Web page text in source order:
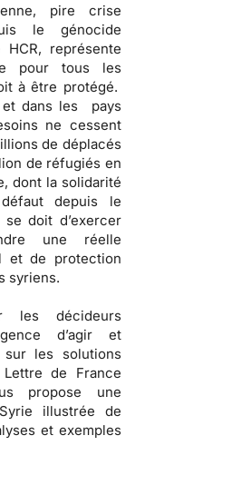
pire crise
le génocide
représente
pour tous les
à être protégé.
et dans les pays
ne cessent
de déplacés
de réfugiés en
dont la solidarité
depuis le
doit d’exercer
une réelle
et de protection
syriens.
les décideurs
d’agir et
les solutions
Lettre de France
propose une
illustrée de
et exemples